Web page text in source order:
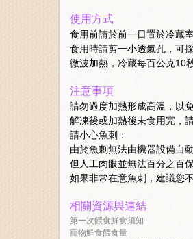
使用方式
食用前請於前一日置於冷藏
食用時請剪一小透氣孔，可
微波加熱，冷藏每百公克10
注意事項
請勿過度加熱形成高溫，以
解凍後或加熱後未食用完，
請小心魚刺：
由於魚刺無法由機器設備自
但人工肉眼並無法百分之百
如果非常在意魚刺，建議您
相關資源與連結
第一次餵食鮮食須知
寵物鮮食餵食量